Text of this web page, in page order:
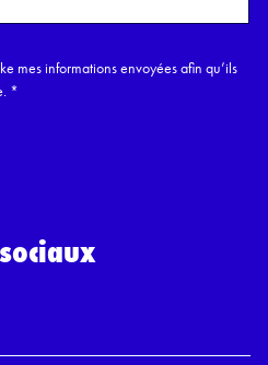
mes informations envoyées afin qu’ils
*